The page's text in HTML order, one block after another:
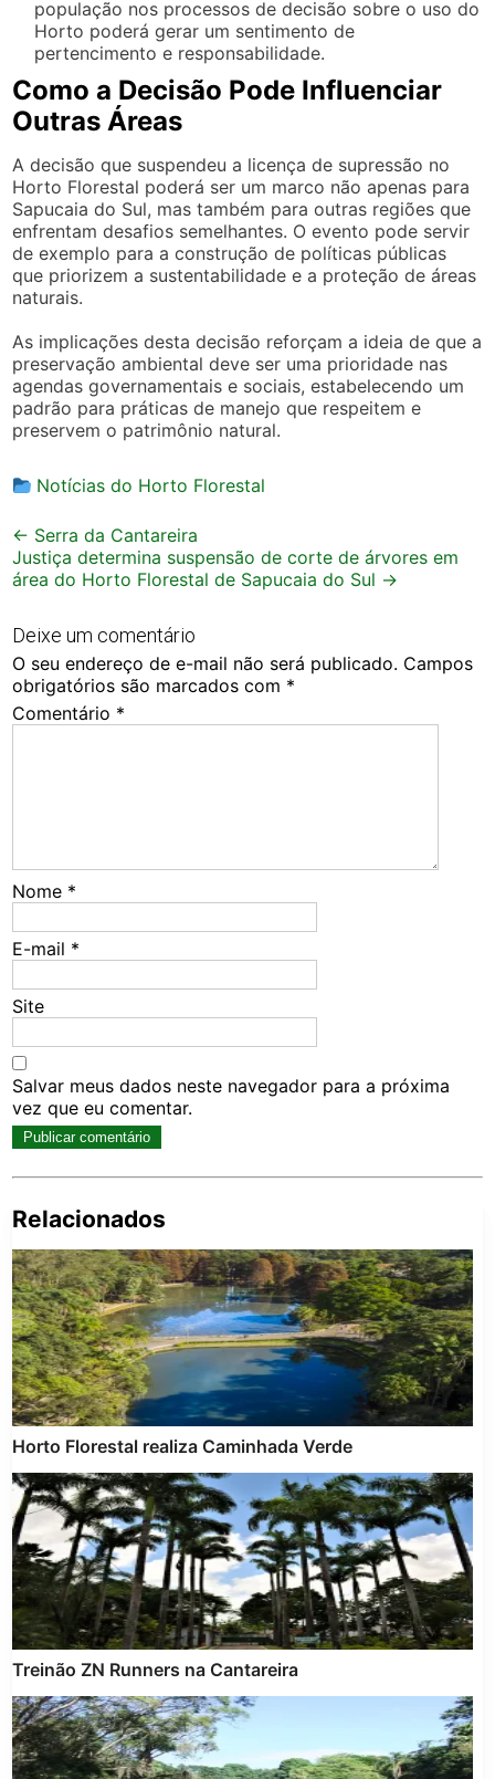
população nos processos de decisão sobre o uso do
Horto poderá gerar um sentimento de
pertencimento e responsabilidade.
Como a Decisão Pode Influenciar
Outras Áreas
A decisão que suspendeu a licença de supressão no
Horto Florestal poderá ser um marco não apenas para
Sapucaia do Sul, mas também para outras regiões que
enfrentam desafios semelhantes. O evento pode servir
de exemplo para a construção de políticas públicas
que priorizem a sustentabilidade e a proteção de áreas
naturais.
As implicações desta decisão reforçam a ideia de que a
preservação ambiental deve ser uma prioridade nas
agendas governamentais e sociais, estabelecendo um
padrão para práticas de manejo que respeitem e
preservem o patrimônio natural.
Notícias do Horto Florestal
Post
navigation
← Serra da Cantareira
Justiça determina suspensão de corte de árvores em
área do Horto Florestal de Sapucaia do Sul →
Deixe um comentário
O seu endereço de e-mail não será publicado. Campos
obrigatórios são marcados com *
Comentário *
Nome *
E-mail *
Site
Salvar meus dados neste navegador para a próxima
vez que eu comentar.
Relacionados
Horto Florestal realiza Caminhada Verde
Treinão ZN Runners na Cantareira